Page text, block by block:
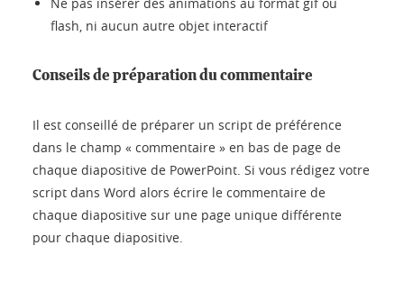
flash, ni aucun autre objet interactif
Conseils de préparation du commentaire
Il est conseillé de préparer un script de préférence
dans le champ « commentaire » en bas de page de
chaque diapositive de PowerPoint. Si vous rédigez votre
script dans Word alors écrire le commentaire de
chaque diapositive sur une page unique différente
pour chaque diapositive.